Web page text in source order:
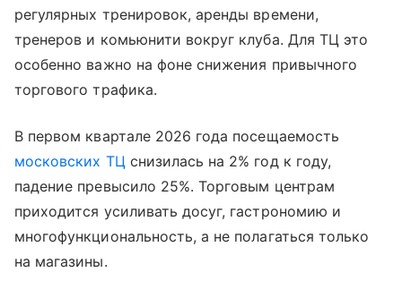
регулярных тренировок, аренды времени,
тренеров и комьюнити вокруг клуба. Для ТЦ это
особенно важно на фоне снижения привычного
торгового трафика.
В первом квартале 2026 года посещаемость
московских ТЦснизилась на 2% год к году,
падение превысило 25%. Торговым центрам
приходится усиливать досуг, гастрономию и
многофункциональность, а не полагаться только
на магазины.